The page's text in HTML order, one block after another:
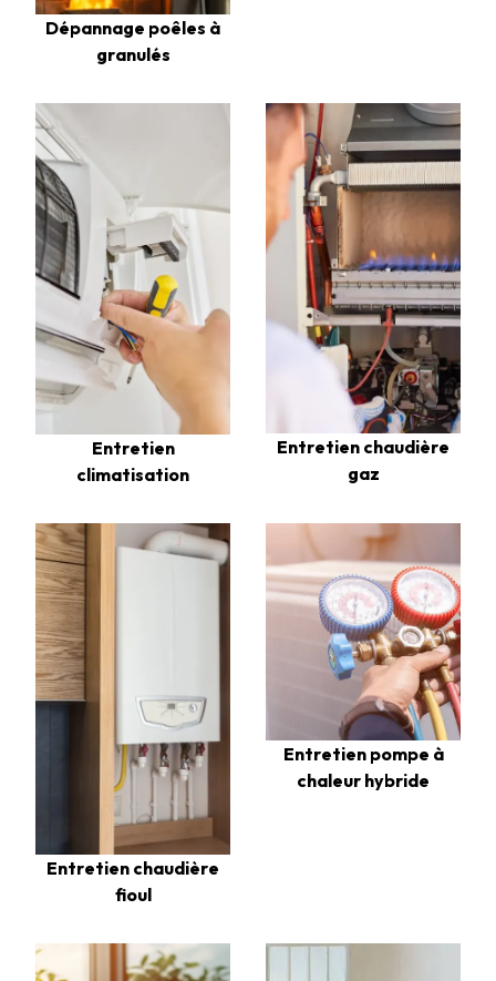
Dépannage poêles à
granulés
Entretien
climatisation
Entretien chaudière
gaz
Entretien chaudière
fioul
Entretien pompe à
chaleur hybride